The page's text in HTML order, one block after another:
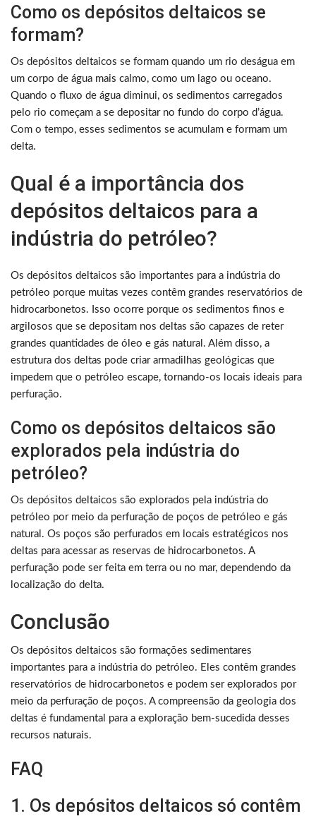
Como os depósitos deltaicos se
formam?
Os depósitos deltaicos se formam quando um rio deságua em
um corpo de água mais calmo, como um lago ou oceano.
Quando o fluxo de água diminui, os sedimentos carregados
pelo rio começam a se depositar no fundo do corpo d’água.
Com o tempo, esses sedimentos se acumulam e formam um
delta.
Qual é a importância dos
depósitos deltaicos para a
indústria do petróleo?
Os depósitos deltaicos são importantes para a indústria do
petróleo porque muitas vezes contêm grandes reservatórios de
hidrocarbonetos. Isso ocorre porque os sedimentos finos e
argilosos que se depositam nos deltas são capazes de reter
grandes quantidades de óleo e gás natural. Além disso, a
estrutura dos deltas pode criar armadilhas geológicas que
impedem que o petróleo escape, tornando-os locais ideais para
perfuração.
Como os depósitos deltaicos são
explorados pela indústria do
petróleo?
Os depósitos deltaicos são explorados pela indústria do
petróleo por meio da perfuração de poços de petróleo e gás
natural. Os poços são perfurados em locais estratégicos nos
deltas para acessar as reservas de hidrocarbonetos. A
perfuração pode ser feita em terra ou no mar, dependendo da
localização do delta.
Conclusão
Os depósitos deltaicos são formações sedimentares
importantes para a indústria do petróleo. Eles contêm grandes
reservatórios de hidrocarbonetos e podem ser explorados por
meio da perfuração de poços. A compreensão da geologia dos
deltas é fundamental para a exploração bem-sucedida desses
recursos naturais.
FAQ
1. Os depósitos deltaicos só contêm